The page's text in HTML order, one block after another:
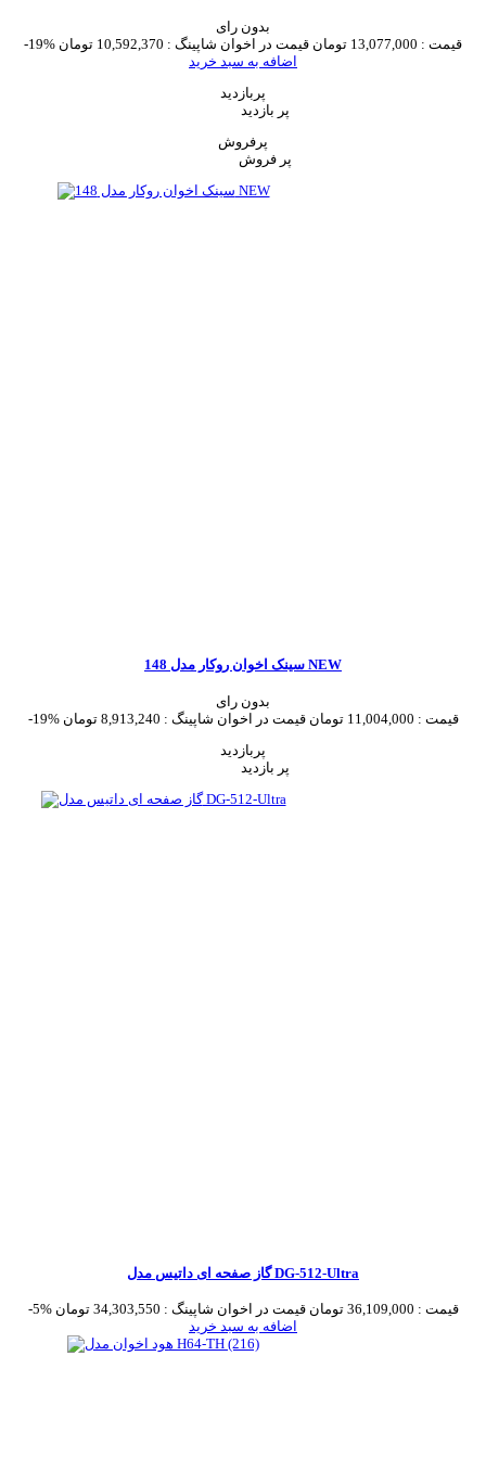
بدون رای
-19%
قیمت : 13,077,000 تومان قیمت در اخوان شاپینگ : 10,592,370 تومان
اضافه به سبد خرید
پربازدید
پر بازدید
پرفروش
سینک اخوان روکار مدل 148 NEW
بدون رای
-19%
قیمت : 11,004,000 تومان قیمت در اخوان شاپینگ : 8,913,240 تومان
پربازدید
پر بازدید
گاز صفحه ای داتیس مدل DG-512-Ultra
-5% قیمت : 36,109,000 تومان قیمت در اخوان شاپینگ : 34,303,550 تومان
اضافه به سبد خرید